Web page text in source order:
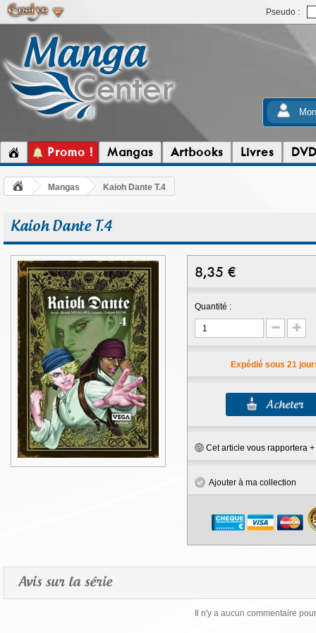
Pseudo :
Promo ! Mangas Artbooks Livres DVD
Mangas Kaioh Dante T.4
Kaioh Dante T.4
8,35 €
Quantité :
Expédié sous 21
Cet article vous rapportera +
Ajouter à ma collection
Avis sur la série
Il n'y a aucun commentaire